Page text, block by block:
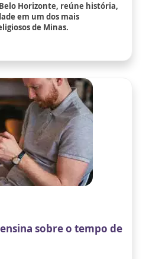
Horizonte, reúne história,
em um dos mais
de Minas.
sobre o tempo de